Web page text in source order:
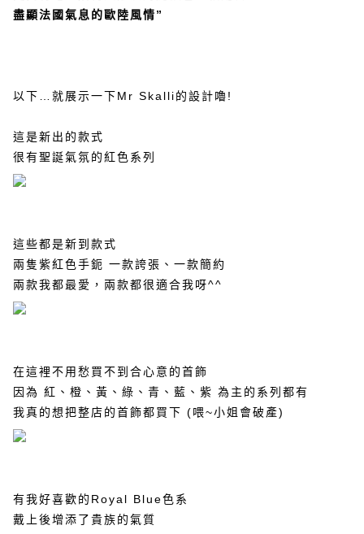
盡顯法國氣息的歐陸風情”
以下 就展示一下Mr Skalli的設計嚕!
這是新出的款式
很有聖誕氣氛的紅色系列
這些都是新到款式
兩隻紫紅色手鈪 一款誇張、一款簡約
兩款我都最愛，兩款都很適合我呀^^
在這裡不用愁買不到合心意的首飾
因為 紅、橙、黃、綠、青、藍、紫 為主的系列都有
我真的想把整店的首飾都買下 (喂~小姐會破產)
有我好喜歡的 Royal Blue色系
戴上後增添了貴族的氣質